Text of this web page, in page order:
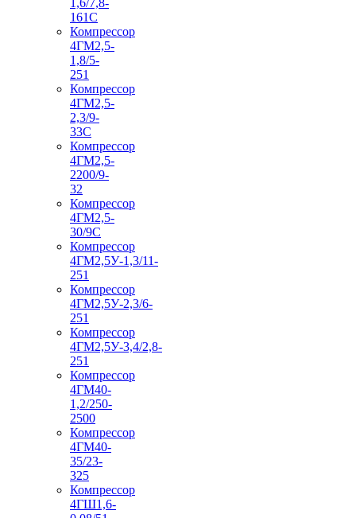
161С
Компрессор
4ГМ2,5-
1,8/5-
251
Компрессор
4ГМ2,5-
2,3/9-
33С
Компрессор
4ГМ2,5-
2200/9-
32
Компрессор
4ГМ2,5-
30/9С
Компрессор
4ГМ2,5У-1,3/11-
251
Компрессор
4ГМ2,5У-2,3/6-
251
Компрессор
4ГМ2,5У-3,4/2,8-
251
Компрессор
4ГМ40-
1,2/250-
2500
Компрессор
4ГМ40-
35/23-
325
Компрессор
4ГШ1,6-